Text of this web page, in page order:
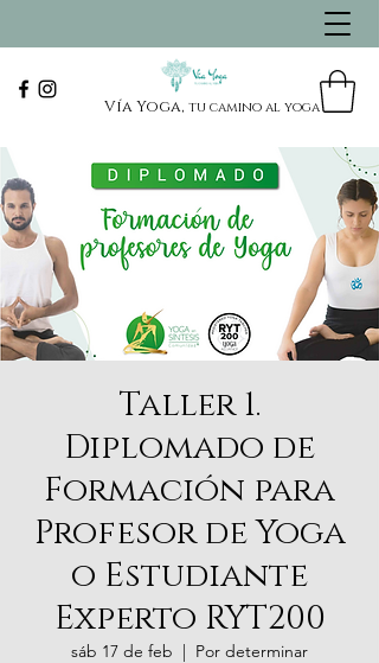
Vía Yoga, tu camino al yoga
Taller 1.
Diplomado de
Formación para
Profesor de Yoga
o Estudiante
Experto RYT200
sáb 17 de feb
  |
Por determinar